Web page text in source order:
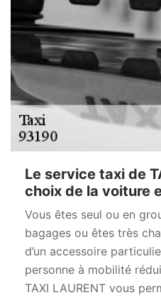
Le service taxi de
choix de la voiture
Vous êtes seul ou en
bagages ou êtes très
d’un accessoire
personne à mobilité
TAXI LAURENT vous